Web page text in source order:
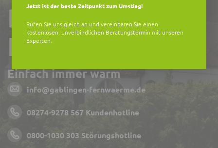
Die Zukunft des
Heizens.
Einfach immer warm
info@gablingen-fernwaerme.de
08274-9278 567 Kundenhotline
0800-1030 303 Störungshotline
Jetzt ist der beste Zeitpunkt zum Umstieg!
Rufen Sie uns gleich an und vereinbaren Sie einen
kostenlosen, unverbindlichen Beratungstermin mit unseren
Experten.